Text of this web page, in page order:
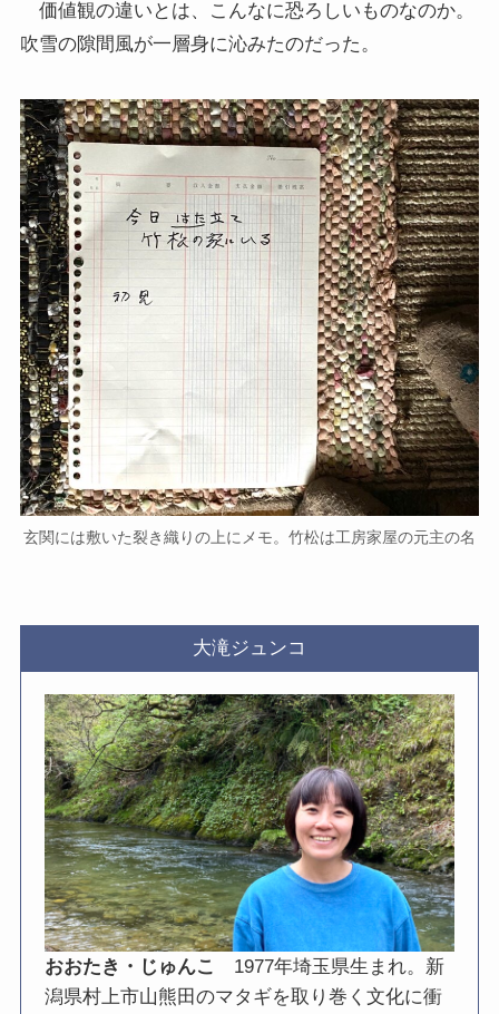
価値観の違いとは、こんなに恐ろしいものなのか。
吹雪の隙間風が一層身に沁みたのだった。
玄関には敷いた裂き織りの上にメモ。竹松は工房家屋の元主の名
大滝ジュンコ
おおたき・じゅんこ
1977年埼玉県生まれ。新
潟県村上市山熊田のマタギを取り巻く文化に衝